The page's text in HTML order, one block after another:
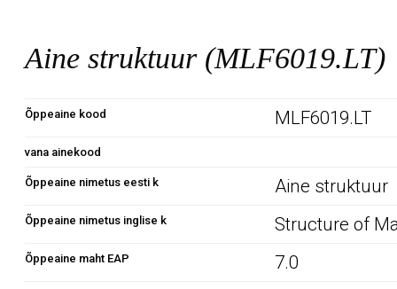
Aine struktuur (MLF6019.LT)
Õppeaine kood MLF6019.LT
vana ainekood
Õppeaine nimetus eesti k Aine struktuur
Õppeaine nimetus inglise k Structure of
Õppeaine maht EAP 7.0